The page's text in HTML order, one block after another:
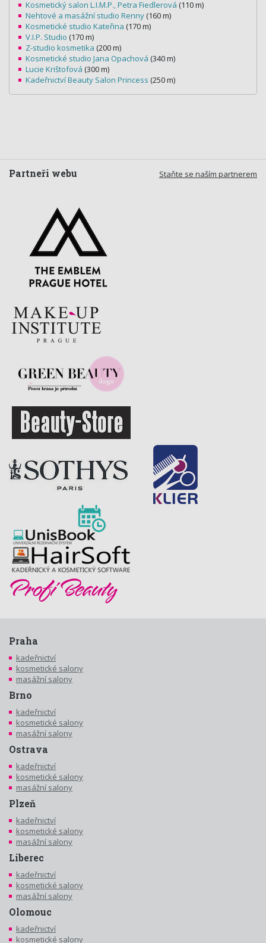
Kosmetický salon L.I.M.P., Petra Fiedlerová (110 m)
Nehtové a masážní studio Renny (160 m)
Kosmetické studio Kateřina (170 m)
V.I.P. Studio (170 m)
Z-studio kosmetika (200 m)
Kosmetické studio Jana Opachová (340 m)
Lucie Krištofová (300 m)
Kadeřnictví Beauty Salon Princess (250 m)
Staňte se naším partnerem
Partneři webu
Praha
kadeřnictví
kosmetické salony
masážní salony
Brno
kadeřnictví
kosmetické salony
masážní salony
Ostrava
kadeřnictví
kosmetické salony
masážní salony
Plzeň
kadeřnictví
kosmetické salony
masážní salony
Liberec
kadeřnictví
kosmetické salony
masážní salony
Olomouc
kadeřnictví
kosmetické salony